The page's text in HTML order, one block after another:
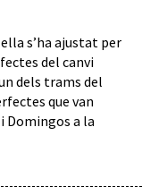
s’ha ajustat per
del canvi
dels trams del
que van
Domingos a la